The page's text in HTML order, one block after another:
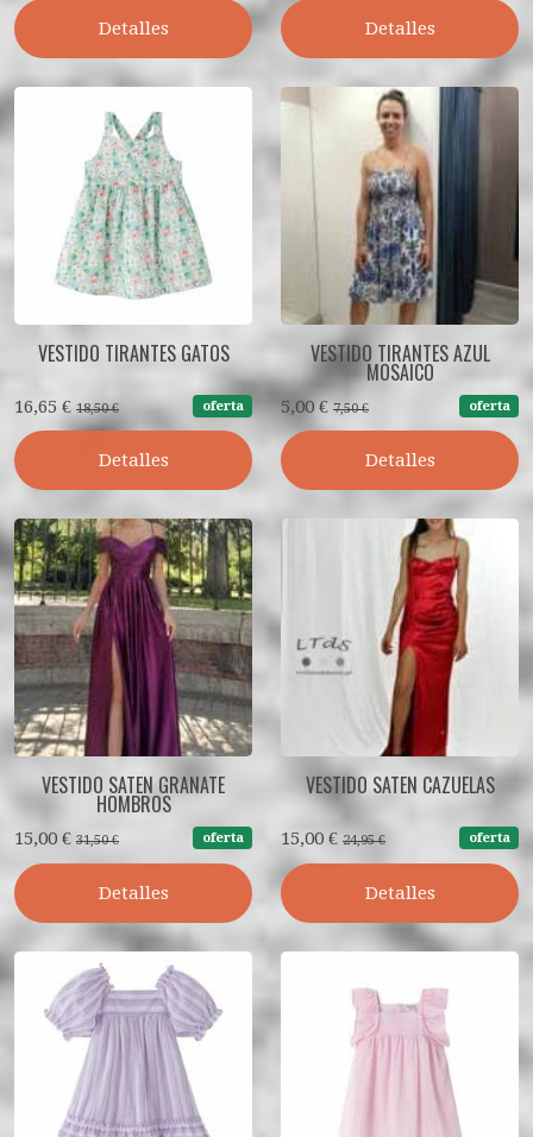
Detalles Detalles
VESTIDO TIRANTES GATOS
16,65 € 18,50 € oferta
Detalles
VESTIDO TIRANTES AZUL
MOSAICO
5,00 € 7,50 € oferta
Detalles
VESTIDO SATEN GRANATE
HOMBROS
15,00 € 31,50 € oferta
Detalles
VESTIDO SATEN CAZUELAS
15,00 € 24,95 € oferta
Detalles